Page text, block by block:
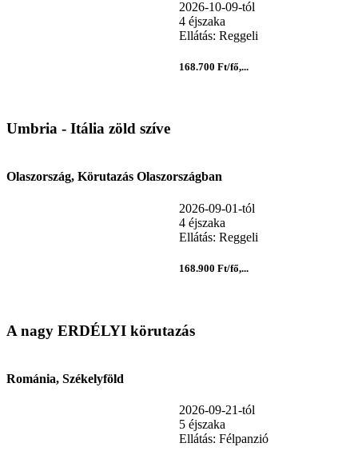
2026-10-09-tól
4 éjszaka
Ellátás: Reggeli
168.700 Ft/fő,...
Umbria - Itália zöld szíve
Olaszország, Körutazás Olaszországban
2026-09-01-tól
4 éjszaka
Ellátás: Reggeli
168.900 Ft/fő,...
A nagy ERDÉLYI körutazás
Románia, Székelyföld
2026-09-21-tól
5 éjszaka
Ellátás: Félpanzió